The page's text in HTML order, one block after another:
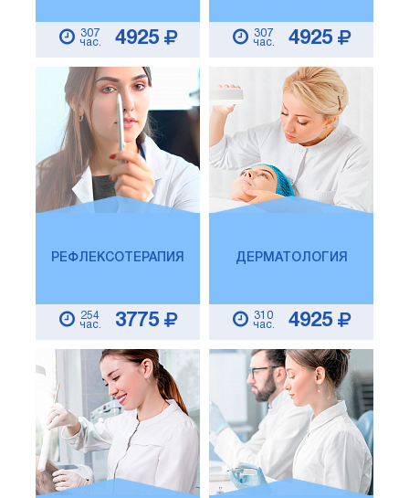
307
час.
4925
307
час.
4925
РЕФЛЕКСОТЕРАПИЯ
254
час.
3775
ДЕРМАТОЛОГИЯ
310
час.
4925